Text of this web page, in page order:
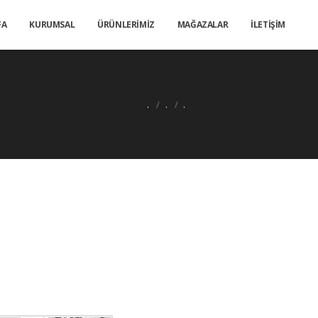
KURUMSAL ÜRÜNLERİMİZ MAĞAZALAR İLETİŞİM
. . .